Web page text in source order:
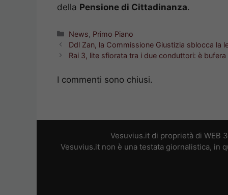
della Pensione di Cittadinanza.
Categorie
News, Primo Piano
Ddl Zan, la Commissione Giustizia sblocca la
Rai 3, lite sfiorata tra i due conduttori: è
I commenti sono chiusi.
Vesuvius.it di proprietà di WEB
Vesuvius.it non è una testata giornalistica, in